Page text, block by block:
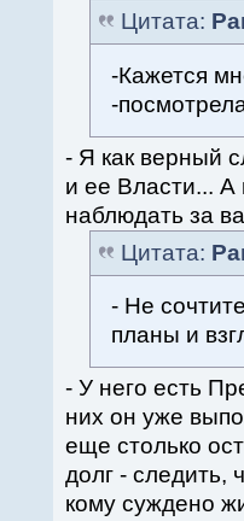
Цитата:
-Кажется
-
- Я как верный
и ее Власти... А
наблюдать за
Цитата:
- Не
планы и
- У него есть
них он уже
еще столько
долг - следить,
кому суждено